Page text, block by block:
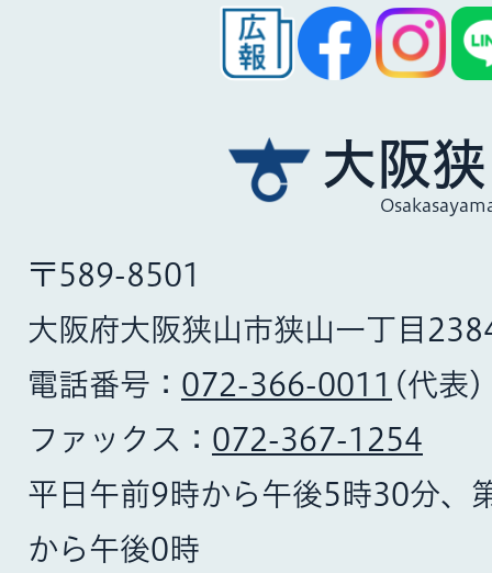
大阪
〒589-8501
大阪府大阪狭山市狭山一丁目
電話番号： 072-366-0011 (代表)
ファックス： 072-367-1254
平日午前9時から午後5時30分、
から午後0時